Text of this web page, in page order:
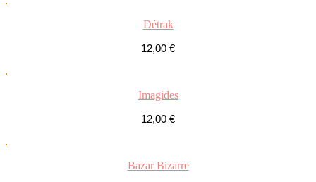
Détrak
12,00 €
Imagides
12,00 €
Bazar Bizarre